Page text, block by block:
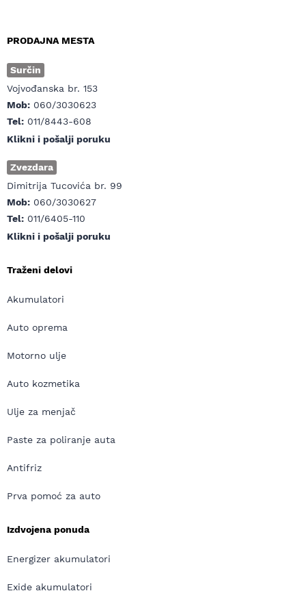
PRODAJNA MESTA
Surčin
Vojvođanska br. 153
Mob: 060/3030623
Tel: 011/8443-608
Klikni i pošalji poruku
Zvezdara
Dimitrija Tucovića br. 99
Mob: 060/3030627
Tel: 011/6405-110
Klikni i pošalji poruku
Traženi delovi
Akumulatori
Auto oprema
Motorno ulje
Auto kozmetika
Ulje za menjač
Paste za poliranje auta
Antifriz
Prva pomoć za auto
Izdvojena ponuda
Energizer akumulatori
Exide akumulatori